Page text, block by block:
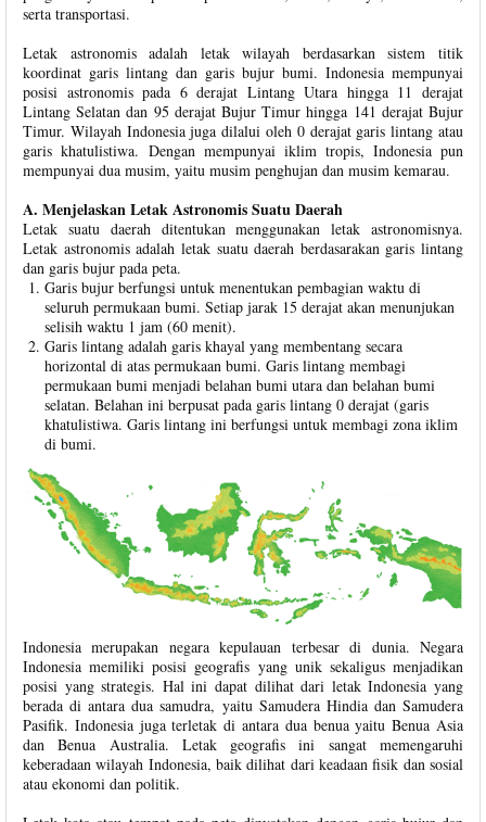
serta transportasi.
Letak astronomis adalah letak wilayah berdasarkan sistem titik
koordinat garis lintang dan garis bujur bumi. Indonesia mempunyai
posisi astronomis pada 6 derajat Lintang Utara hingga 11 derajat
Lintang Selatan dan 95 derajat Bujur Timur hingga 141 derajat Bujur
Timur. Wilayah Indonesia juga dilalui oleh 0 derajat garis lintang atau
garis khatulistiwa. Dengan mempunyai iklim tropis, Indonesia pun
mempunyai dua musim, yaitu musim penghujan dan musim kemarau.
A. Menjelaskan Letak Astronomis Suatu Daerah
Letak suatu daerah ditentukan menggunakan letak astronomisnya.
Letak astronomis adalah letak suatu daerah berdasarakan garis lintang
dan garis bujur pada peta.
Garis bujur berfungsi untuk menentukan pembagian waktu di
seluruh permukaan bumi. Setiap jarak 15 derajat akan menunjukan
selisih waktu 1 jam (60 menit).
Garis lintang adalah garis khayal yang membentang secara
horizontal di atas permukaan bumi. Garis lintang membagi
permukaan bumi menjadi belahan bumi utara dan belahan bumi
selatan. Belahan ini berpusat pada garis lintang 0 derajat (garis
khatulistiwa. Garis lintang ini berfungsi untuk membagi zona iklim
di bumi.
Indonesia merupakan negara kepulauan terbesar di dunia. Negara
Indonesia memiliki posisi geografis yang unik sekaligus menjadikan
posisi yang strategis. Hal ini dapat dilihat dari letak Indonesia yang
berada di antara dua samudra, yaitu Samudera Hindia dan Samudera
Pasifik. Indonesia juga terletak di antara dua benua yaitu Benua Asia
dan Benua Australia. Letak geografis ini sangat memengaruhi
keberadaan wilayah Indonesia, baik dilihat dari keadaan fisik dan sosial
atau ekonomi dan politik.